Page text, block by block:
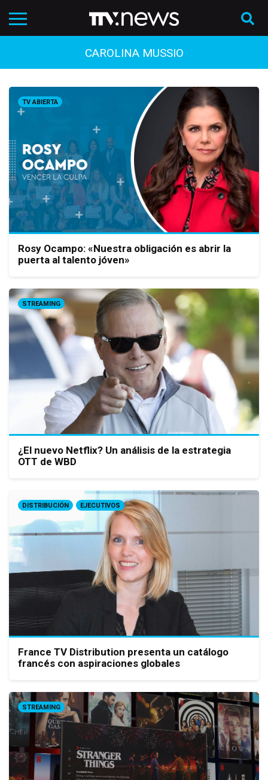
CAROLINA MUSSIO
TV ABIERTA
Rosy Ocampo: «Nuestra obligación es abrir la
puerta al talento jóven»
STREAMING
¿El nuevo Netflix? Un análisis de la estrategia
OTT de WBD
DISTRIBUCIÓN EJECUTIVOS
France TV Distribution presenta un catálogo
francés con aspiraciones globales
STREAMING